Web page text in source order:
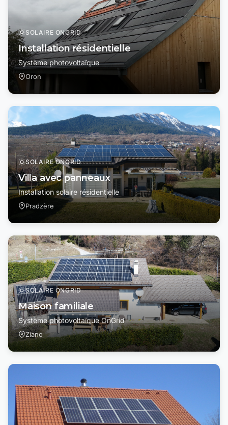
SOLAIRE ONGRID
Installation résidentielle
Système photovoltaïque
Oron
SOLAIRE ONGRID
Villa avec panneaux
Installation solaire résidentielle
Pradzère
SOLAIRE ONGRID
Maison familiale
Système photovoltaïque OnGrid
Ziano